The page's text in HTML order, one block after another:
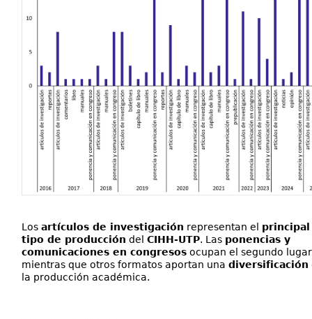
Los artículos de investigación representan el principal
tipo de producción del CIHH-UTP. Las ponencias y
comunicaciones en congresos ocupan el segundo
mientras que otros formatos aportan una diversificación
la producción académica.